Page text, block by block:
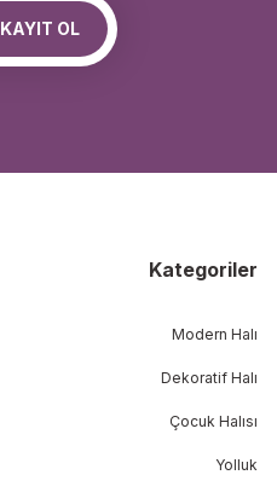
KAYIT OL
Kategoriler
Modern Halı
Dekoratif Halı
Çocuk Halısı
Yolluk